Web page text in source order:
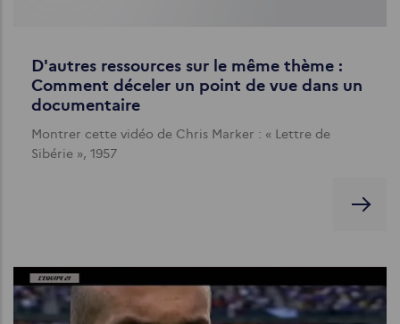
D'autres ressources sur le même thème :
Comment déceler un point de vue dans un
documentaire
Montrer cette vidéo de Chris Marker : « Lettre de
Sibérie », 1957